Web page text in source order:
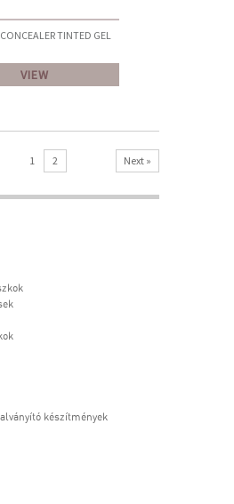
TINTED GEL
VIEW
1 2 Next »
készítmények